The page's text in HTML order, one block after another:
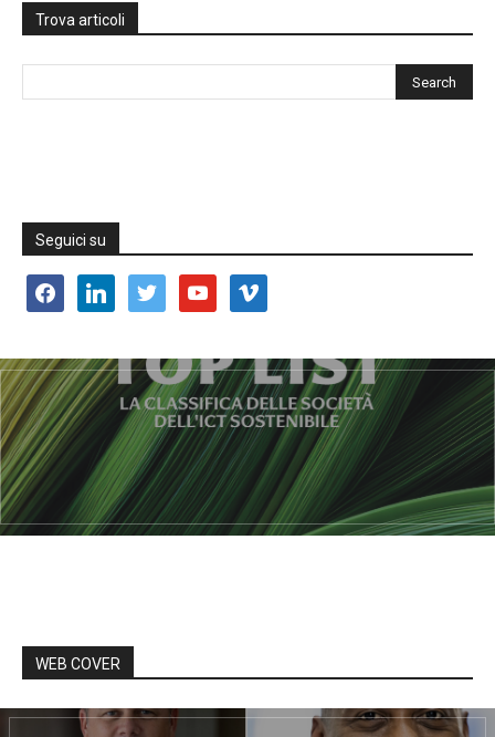
Trova articoli
Seguici su
facebooklinkedin twitter youtube vimeo
WEB COVER